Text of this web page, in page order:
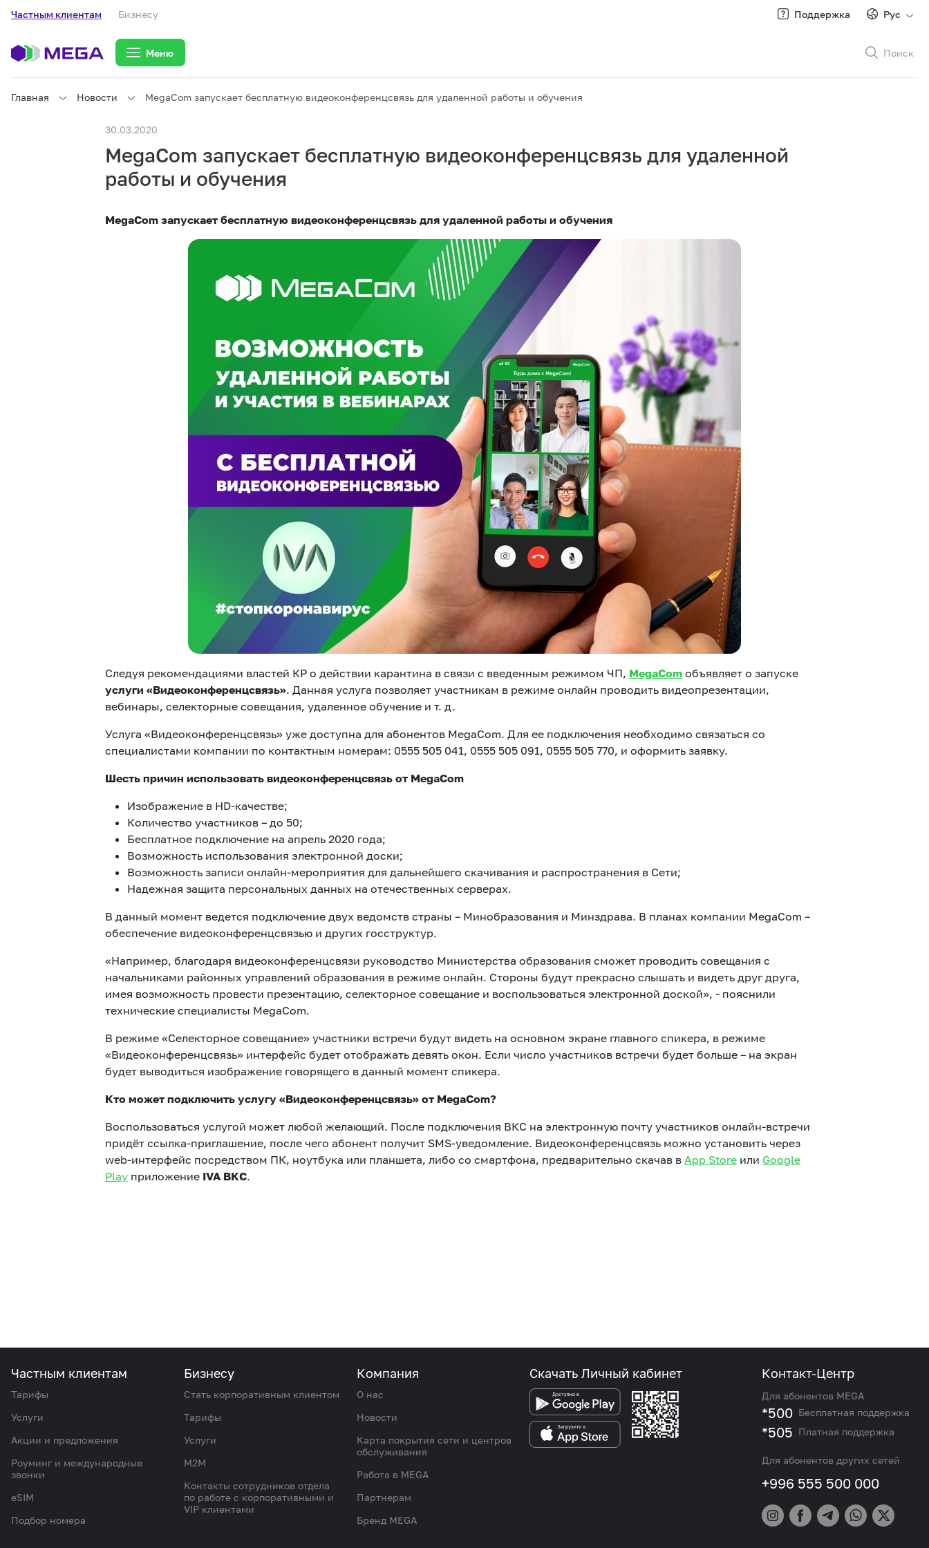
Частным клиентам Бизнесу Поддержка Рус
Меню Поиск
Частным клиентам
Частным клиентам
Акции
Соц.сети
Подбор номера
Новости
Карта офисов и покрытие MegaPay
Главная Новости MegaCom запускает бесплатную видеоконференцсвязь для удаленной работы и обучения
30.03.2020
MegaCom запускает бесплатную видеоконференцсвязь для удаленной
работы и обучения
MegaCom запускает бесплатную видеоконференцсвязь для удаленной работы и обучения
Следуя рекомендациями властей КР о действии карантина в связи с введенным режимом ЧП, MegaCom объявляет о запуске
услуги «Видеоконференцсвязь». Данная услуга позволяет участникам в режиме онлайн проводить видеопрезентации,
вебинары, селекторные совещания, удаленное обучение и т. д.
Услуга «Видеоконференцсвязь» уже доступна для абонентов MegaCom. Для ее подключения необходимо связаться со
специалистами компании по контактным номерам: 0555 505 041, 0555 505 091, 0555 505 770, и оформить заявку.
Шесть причин использовать видеоконференцсвязь от MegaCom
Изображение в HD-качестве;
Количество участников – до 50;
Бесплатное подключение на апрель 2020 года;
Возможность использования электронной доски;
Возможность записи онлайн-мероприятия для дальнейшего скачивания и распространения в Сети;
Надежная защита персональных данных на отечественных серверах.
В данный момент ведется подключение двух ведомств страны – Минобразования и Минздрава. В планах компании MegaCom –
обеспечение видеоконференцсвязью и других госструктур.
«Например, благодаря видеоконференцсвязи руководство Министерства образования сможет проводить совещания с
начальниками районных управлений образования в режиме онлайн. Стороны будут прекрасно слышать и видеть друг друга,
имея возможность провести презентацию, селекторное совещание и воспользоваться электронной доской», - пояснили
технические специалисты MegaCom.
В режиме «Селекторное совещание» участники встречи будут видеть на основном экране главного спикера, в режиме
«Видеоконференцсвязь» интерфейс будет отображать девять окон. Если число участников встречи будет больше – на экран
будет выводиться изображение говорящего в данный момент спикера.
Кто может подключить услугу «Видеоконференцсвязь» от MegaCom?
Воспользоваться услугой может любой желающий. После подключения ВКС на электронную почту участников онлайн-встречи
придёт ссылка-приглашение, после чего абонент получит SMS-уведомление. Видеоконференцсвязь можно установить через
web-интерфейс посредством ПК, ноутбука или планшета, либо со смартфона, предварительно скачав в App Store или Google
Play приложение IVA ВКС.
Частным клиентам
Тарифы
Услуги
Акции и предложения
Роуминг и международные
звонки
eSIM
Подбор номера
Бизнесу
Стать корпоративным клиентом
Тарифы
Услуги
M2M
Контакты сотрудников отдела
по работе с корпоративными и
VIP клиентами
Компания
О нас
Новости
Карта покрытия сети и центров
обслуживания
Работа в MEGA
Партнерам
Бренд MEGA
Скачать Личный кабинет Контакт-Центр
Для абонентов MEGA
*500 Бесплатная поддержка
*505 Платная поддержка
Для абонентов других сетей
+996 555 500 000